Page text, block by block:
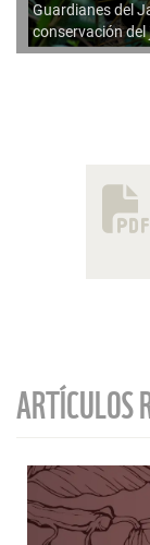
Guardianes del
conservación
ARTÍCULOS